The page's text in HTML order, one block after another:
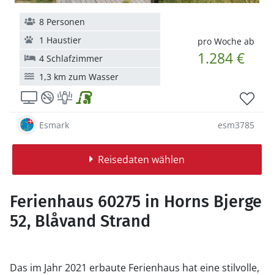
pro Woche ab
1.284 €
8 Personen
1 Haustier
4 Schlafzimmer
1,3 km zum Wasser
Esmark esm3785
Reisedaten wählen
Ferienhaus 60275 in Horns Bjerge
52, Blåvand Strand
Das im Jahr 2021 erbaute Ferienhaus hat eine stilvolle,